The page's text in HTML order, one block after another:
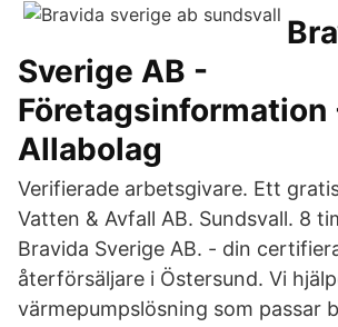
Sverige AB -
Företagsinformation
Allabolag
Verifierade arbetsgivare. Ett
Vatten & Avfall AB. Sundsvall. 8
Bravida Sverige AB. - din
återförsäljare i Östersund. Vi
värmepumpslösning som passar